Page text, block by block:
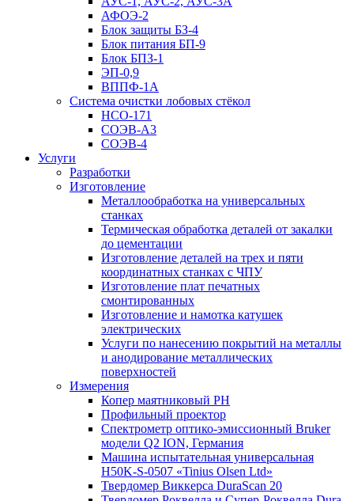
АФОЭ-2
Блок защиты БЗ-4
Блок питания БП-9
Блок БПЗ-1
ЭП-0,9
ВППФ-1А
Система очистки лобовых стёкол
НСО-171
СОЭВ-А3
СОЭВ-4
Услуги
Разработки
Изготовление
Металлообработка на универсальных
станках
Термическая обработка деталей от закалки
до цементации
Изготовление деталей на трех и пяти
координатных станках с ЧПУ
Изготовление плат печатных
смонтированных
Изготовление и намотка катушек
электрических
Услуги по нанесению покрытий на металлы
и анодирование металлических
поверхностей
Измерения
Копер маятниковый РН
Профильный проектор
Спектрометр оптико-эмиссионный Bruker
модели Q2 ION, Германия
Машина испытательная универсальная
H50K-S-0507 «Tinius Olsen Ltd»
Твердомер Виккерса DuraScan 20